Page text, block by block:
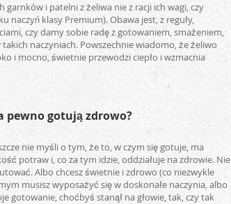
garnków i patelni z żeliwa nie z racji ich wagi, czy
naczyń klasy Premium). Obawa jest, z reguły,
czy damy sobie radę z gotowaniem, smażeniem,
naczyniach. Powszechnie wiadomo, że żeliwo
i mocno, świetnie przewodzi ciepło i wzmacnia
pewno gotują zdrowo?
nie myśli o tym, że to, w czym się gotuje, ma
potraw i, co za tym idzie, oddziałuje na zdrowie. Nie
Albo chcesz świetnie i zdrowo (co niezwykle
musisz wyposażyć się w doskonałe naczynia, albo
gotowanie, choćbyś stanął na głowie, tak, czy tak